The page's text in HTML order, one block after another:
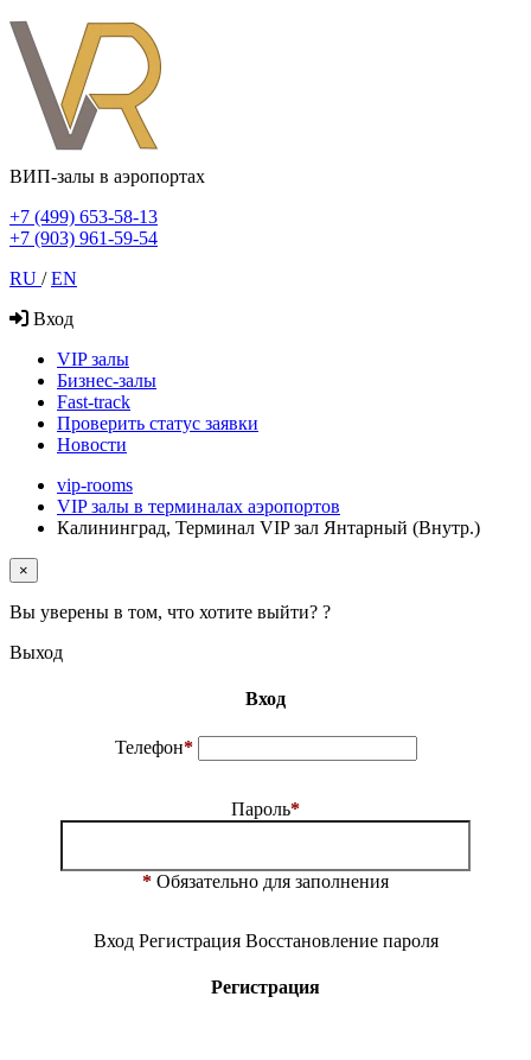
ВИП-залы в аэропортах
+7 (499) 653-58-13
+7 (903) 961-59-54
RU /EN
Вход
VIP залы
Бизнес-залы
Fast-track
Проверить статус заявки
Новости
vip-rooms
VIP залы в терминалах аэропортов
Калининград, Терминал VIP зал Янтарный (Внутр.)
×
Вы уверены в том, что хотите выйти? ?
Выход
Вход
Телефон*
Пароль*
* Обязательно для заполнения
Вход Регистрация Восстановление пароля
Регистрация